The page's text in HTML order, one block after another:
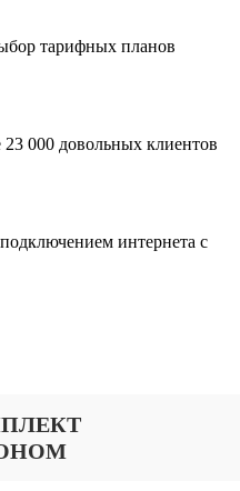
тарифных планов
000 довольных клиентов
интернета с